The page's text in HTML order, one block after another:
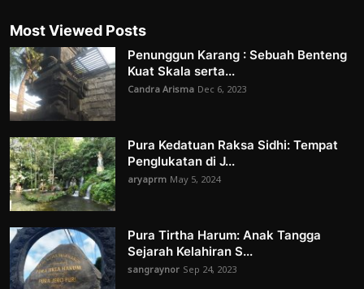
Most Viewed Posts
Penunggun Karang : Sebuah Benteng
Kuat Skala serta...
Candra Arisma Dec 6, 2023
Pura Kedatuan Raksa Sidhi: Tempat
Penglukatan di J...
aryaprm May 5, 2024
Pura Tirtha Harum: Anak Tangga
Sejarah Kelahiran S...
sangraynor Sep 24, 2023